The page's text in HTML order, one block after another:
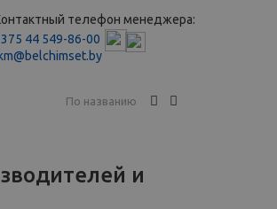
телефон менеджера:
44 549-86-00
По названию
и